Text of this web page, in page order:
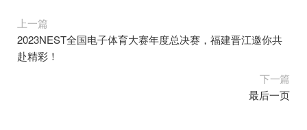
上一篇
2023NEST全国电子体育大赛年度总决赛，福建晋江邀你共
赴精彩！
下一篇
最后一页